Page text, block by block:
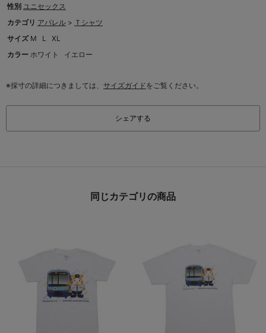
性別 ユニセックス
カテゴリ アパレル > Ｔシャツ
サイズ M L
XL
カラー ホワイト イエロー
※採寸の詳細につきましては、 サイズガイドをご覧ください。
シェアする
同じカテゴリの商品